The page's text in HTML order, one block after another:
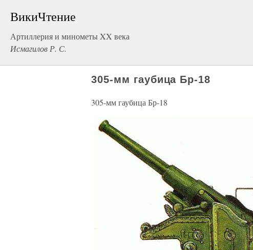
ВикиЧтение
Артиллерия и минометы XX века
Исмагилов Р. С.
305-мм гаубица Бр-18
305-мм гаубица Бр-18